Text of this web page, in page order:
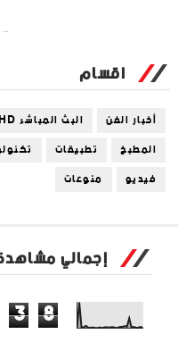
اقسام
أخبار الفن البث المباشر HD
المطبخ
تطبيقات
فيديو
منوعات
إجمالي
3 8